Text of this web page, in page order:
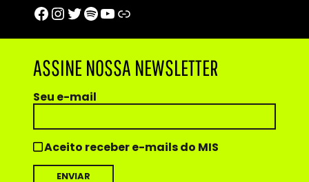
Facebook
Instagram
Twitter
Spotify
Youtube
Trip Advisor
ASSINE NOSSA NEWSLETTER
Seu e-mail
Aceito receber e-mails do MIS